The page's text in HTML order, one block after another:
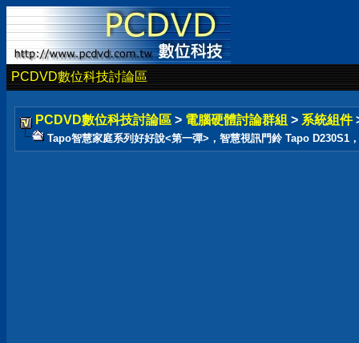
PCDVD數位科技討論區
PCDVD數位科技討論區 > 電腦硬體討論群組 > 系統組件
Tapo智慧家庭系列好好說<第一彈>，智慧視訊門鈴 Tapo D230S1